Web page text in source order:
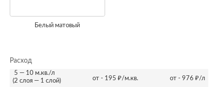
Белый матовый
Расход
5 — 10 м.кв./л
(2 слоя — 1 слой)
от - 195 ₽/м.кв. от - 976 ₽/л